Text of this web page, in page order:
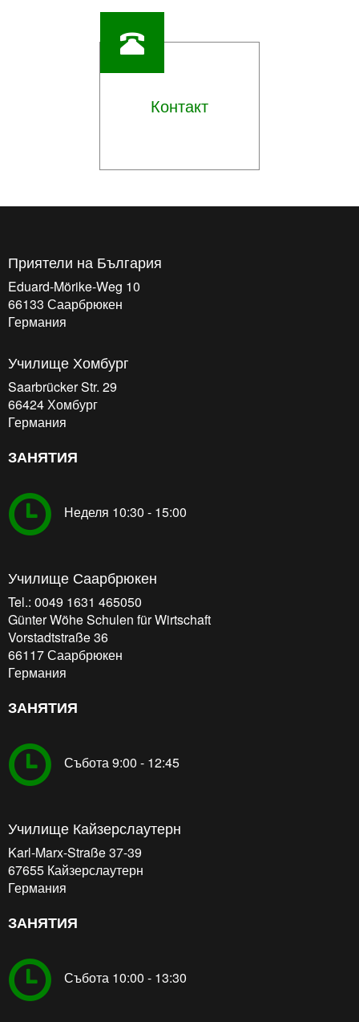
Контакт
Приятели на България
Eduard-Mörike-Weg 10
66133 Саарбрюкен
Германия
Училище Хомбург
Saarbrücker Str. 29
66424Хомбург
Германия
ЗАНЯТИЯ
Неделя 10:30 - 15:00
Училище Саарбрюкен
Tel.: 0049 1631 465050
Günter Wöhe Schulen für Wirtschaft
Vorstadtstraße 36
66117Саарбрюкен
Германия
ЗАНЯТИЯ
Събота 9:00 - 12:45
Училище Кайзерслаутерн
Karl-Marx-Straße 37-39
67655 Кайзерслаутерн
Германия
ЗАНЯТИЯ
Събота 10:00 - 13:30